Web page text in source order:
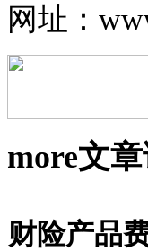
网址：
more文
财险产品